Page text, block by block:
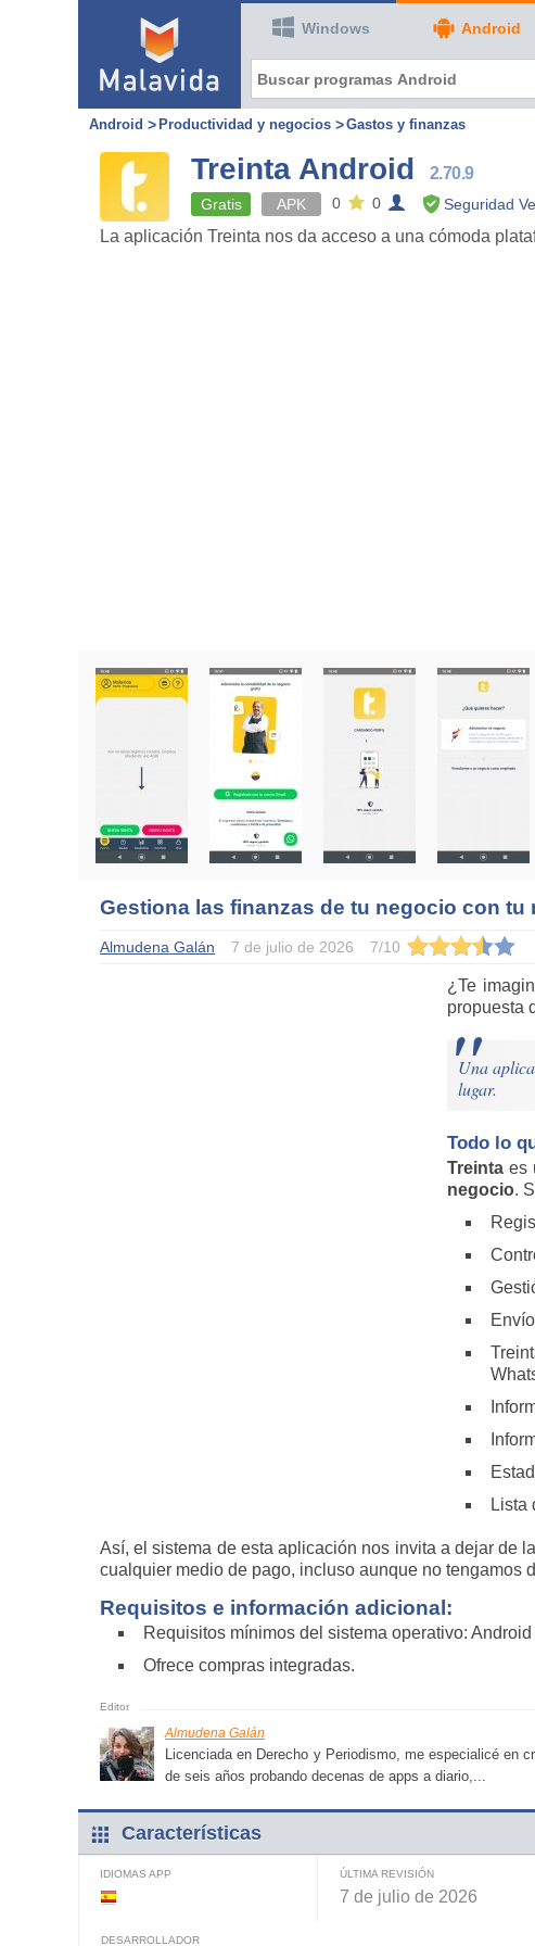
Windows Android
Android Productividad y negocios Gastos y finanzas
Treinta Android 2.70.9
Gratis APK 0 0 Seguridad
La aplicación Treinta nos da acceso a una cómoda
Gestiona las finanzas de tu negocio con tu
Almudena Galán 7 de julio de 2026 7/10
¿Te
propuesta
Una
lugar.
Todo lo
Treinta es
negocio.
Lista
Así, el sistema de esta aplicación nos invita a dejar de
cualquier medio de pago, incluso aunque no tengamos
Requisitos e información adicional:
Requisitos mínimos del sistema operativo: Android
Ofrece compras integradas.
Almudena Galán
Licenciada en Derecho y Periodismo, me especialicé en
de seis años probando decenas de apps a diario,...
Características
IDIOMAS APP ÚLTIMA REVISIÓN
7 de julio de 2026
DESARROLLADOR